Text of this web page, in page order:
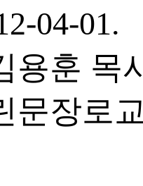
04-01.
용훈 목
문장로